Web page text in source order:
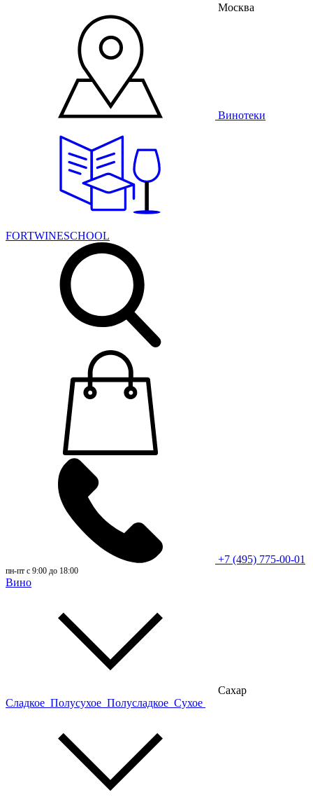
Москва
Винотеки
FORTWINESCHOOL
+7 (495) 775-00-01
пн-пт с 9:00 до 18:00
Вино
Сахар
Сладкое Полусухое Полусладкое Сухое